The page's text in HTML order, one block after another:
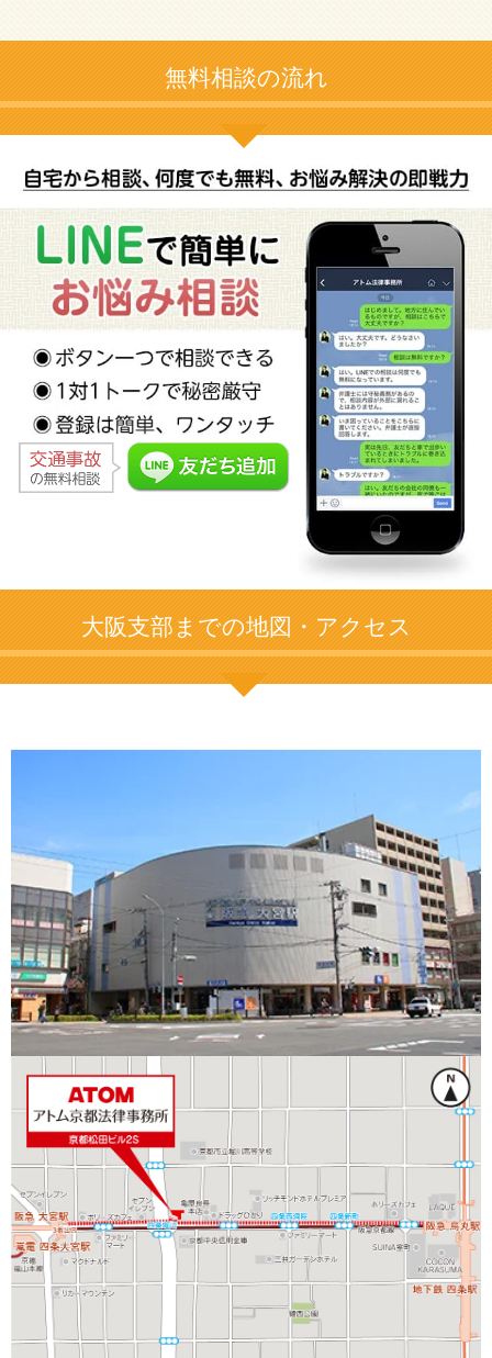
無料相談の流れ
大阪支部までの地図・アクセス